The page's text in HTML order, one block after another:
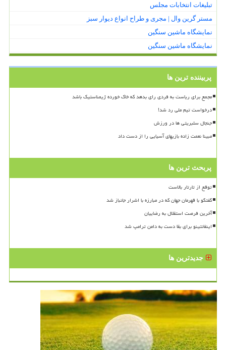
تبلیغات انتخابات مجلس
مستر گرین وال | مجری و طراح انواع دیوار سبز
نمایشگاه ماشین سنگین
نمایشگاه ماشین سنگین
پربیننده ترین ها
مجمع برای ریاست به فردی رای بدهد که خاک خورده ژیمناستیک باشد
درخواست تیم ملی رد شد!
جنجال سلبریتی ها در ورزش
مبینا نعمت زاده بازیهای آسیایی را از دست داد
پربحث ترین ها
توقع از تارتار بالاست
گفتگو با قهرمان جهان که در مبارزه با اشرار جانباز شد
آخرین فرصت استقلال به رضاییان
اینفانتینو برای بقا دست به دامن ترامپ شد
جدیدترین ها